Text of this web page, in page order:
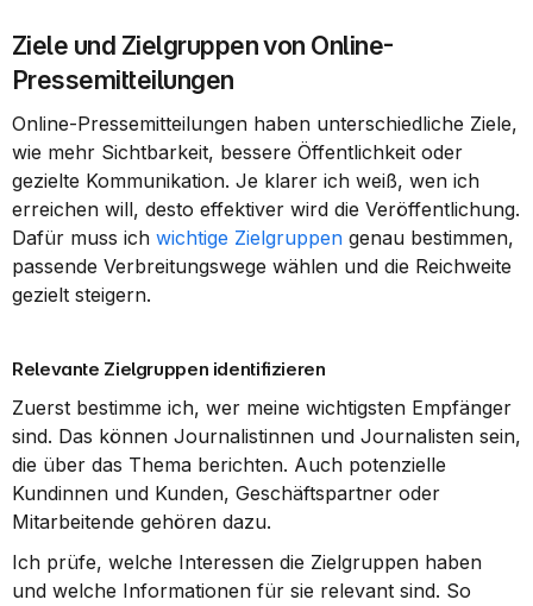
Ziele und Zielgruppen von Online-
Pressemitteilungen
Online-Pressemitteilungen haben unterschiedliche Ziele,
wie mehr Sichtbarkeit, bessere Öffentlichkeit oder
gezielte Kommunikation. Je klarer ich weiß, wen ich
erreichen will, desto effektiver wird die Veröffentlichung.
Dafür muss ich wichtige Zielgruppen genau bestimmen,
passende Verbreitungswege wählen und die Reichweite
gezielt steigern.
Relevante Zielgruppen identifizieren
Zuerst bestimme ich, wer meine wichtigsten Empfänger
sind. Das können Journalistinnen und Journalisten sein,
die über das Thema berichten. Auch potenzielle
Kundinnen und Kunden, Geschäftspartner oder
Mitarbeitende gehören dazu.
Ich prüfe, welche Interessen die Zielgruppen haben
und welche Informationen für sie relevant sind. So